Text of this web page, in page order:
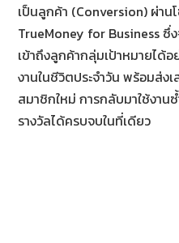
เป็นลูกค้า (Conversion) ผ่าน
TrueMoney for Business ซึ่
เข้าถึงลูกค้ากลุ่มเป้าหมายได้
งานในชีวิตประจำวัน พร้อมส่ง
สมาชิกใหม่ การกลับมาใช้งาน
รางวัลได้ครบจบในที่เดียว